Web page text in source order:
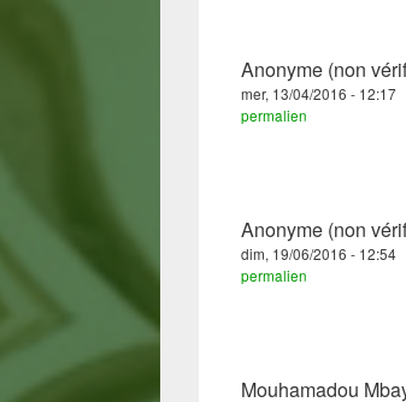
Anonyme (non
mer, 13/04/2016 - 12:17
permalien
Anonyme (non
dim, 19/06/2016 - 12:54
permalien
Mouhamadou